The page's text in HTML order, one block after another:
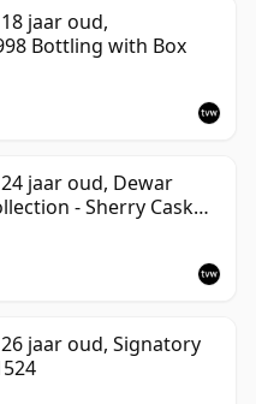
jaar oud,
Bottling with Box
jaar oud, Dewar
- Sherry Cask
jaar oud, Signatory